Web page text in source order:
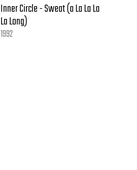
Inner Circle - Sweat (a La La La
La Long)
1992